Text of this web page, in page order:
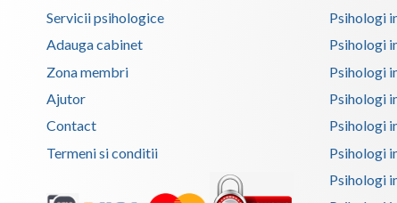
Servicii psihologice
Adauga cabinet
Zona membri
Ajutor
Contact
Termeni si conditii
Psihologi
Psihologi
Psihologi
Psihologi
Psihologi
Psihologi
Psihologi